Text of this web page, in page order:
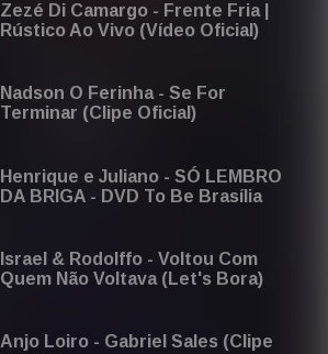
Zezé Di Camargo - Frente Fria |
Rústico Ao Vivo (Vídeo Oficial)
Nadson O Ferinha - Se For
Terminar (Clipe Oficial)
Henrique e Juliano - SÓ LEMBRO
DA BRIGA - DVD To Be Brasília
Israel & Rodolffo - Voltou Com
Quem Não Voltava (Let's Bora)
Anjo Loiro - Gabriel Sales (Clipe